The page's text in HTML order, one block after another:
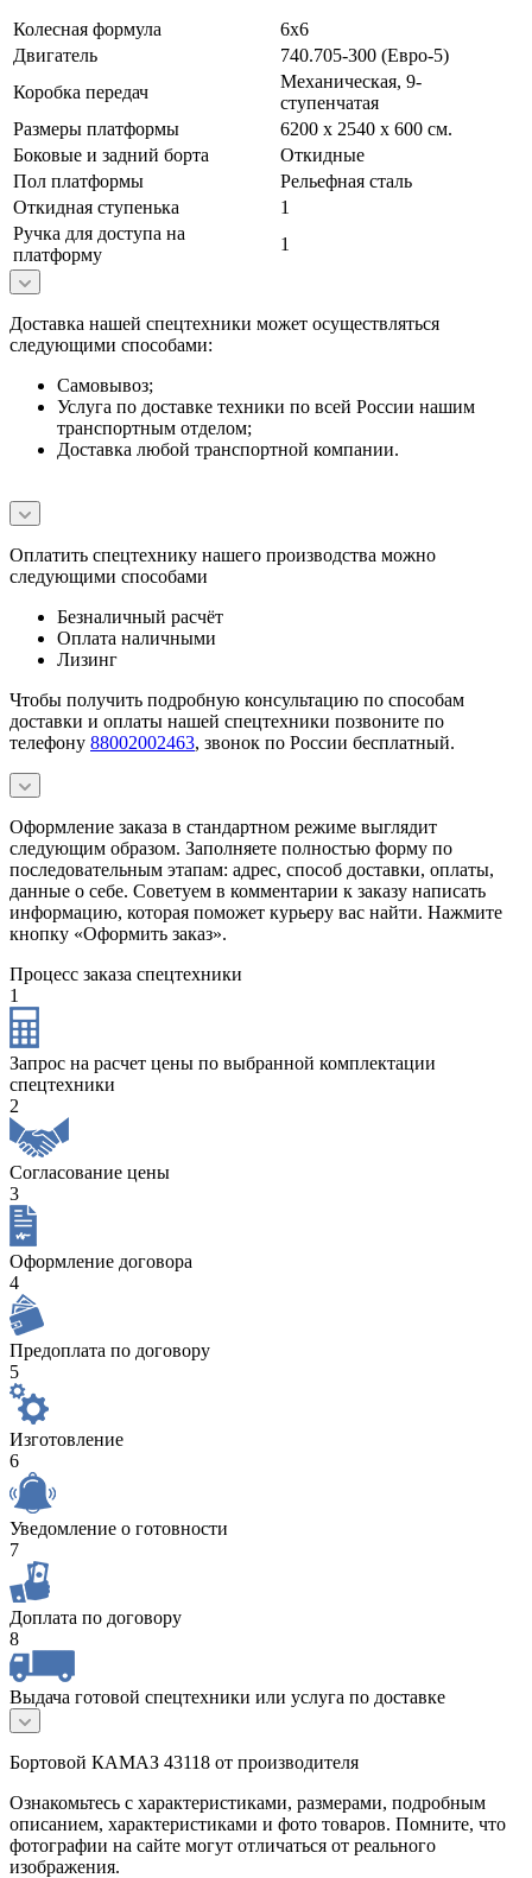
Колесная формула
6x6
Двигатель
740.705-300 (Евро-5)
Коробка передач
Механическая, 9-
ступенчатая
Размеры платформы
6200 х 2540 х 600 см.
Боковые и задний борта
Откидные
Пол платформы
Рельефная сталь
Откидная ступенька
1
Ручка для доступа на
платформу
1
Доставка нашей спецтехники может осуществляться
следующими способами:
Самовывоз;
Услуга по доставке техники по всей России нашим
транспортным отделом;
Доставка любой транспортной компании.
Оплатить спецтехнику нашего производства можно
следующими способами
Безналичный расчёт
Оплата наличными
Лизинг
Чтобы получить подробную консультацию по способам
доставки и оплаты нашей спецтехники позвоните по
телефону 88002002463, звонок по России бесплатный.
Оформление заказа в стандартном режиме выглядит
следующим образом. Заполняете полностью форму по
последовательным этапам: адрес, способ доставки, оплаты,
данные о себе. Советуем в комментарии к заказу написать
информацию, которая поможет курьеру вас найти. Нажмите
кнопку «Оформить заказ».
Процесс заказа спецтехники
1
Запрос на расчет цены по выбранной комплектации
спецтехники
2
Согласование цены
3
Оформление договора
4
Предоплата по договору
5
Изготовление
6
Уведомление о готовности
7
Доплата по договору
8
Выдача готовой спецтехники или услуга по доставке
Бортовой КАМАЗ 43118 от производителя
Ознакомьтесь с характеристиками, размерами, подробным
описанием, характеристиками и фото товаров. Помните, что
фотографии на сайте могут отличаться от реального
изображения.